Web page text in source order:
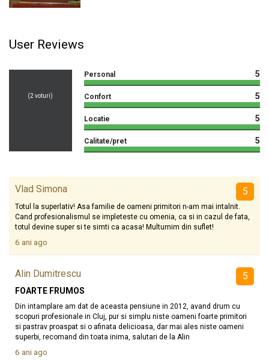
User Reviews
(2 voturi)
Personal 5
Confort 5
Locatie 5
Calitate/pret 5
5
Vlad Simona
Totul la superlativ! Asa familie de oameni primitori n-am mai intalnit.
Cand profesionalismul se impleteste cu omenia, ca si in cazul de fata,
totul devine super si te simti ca acasa! Multumim din suflet!
6 ani ago
5
Alin Dumitrescu
FOARTE FRUMOS
Din intamplare am dat de aceasta pensiune in 2012, avand drum cu
scopuri profesionale in Cluj, pur si simplu niste oameni foarte primitori
si pastrav proaspat si o afinata delicioasa, dar mai ales niste oameni
superbi, recomand din toata inima, salutari de la Alin
6 ani ago